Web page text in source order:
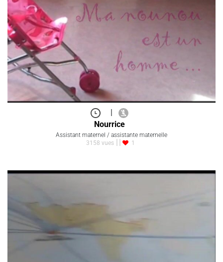
Nourrice
Assistant maternel / assistante maternelle
3158 vues
1